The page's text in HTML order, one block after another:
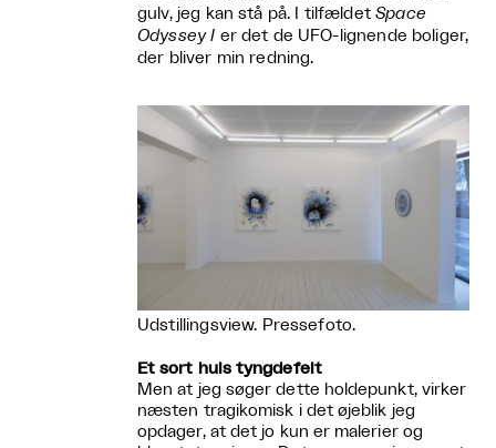
gulv, jeg kan stå på. I tilfældetSpace
Odyssey I er det de UFO-lignende boliger,
der bliver min redning.
Udstillingsview. Pressefoto.
Et sort huls tyngdefelt
Men at jeg søger dette holdepunkt, virker
næsten tragikomisk i det øjeblik jeg
opdager, at det jo kun er malerier og